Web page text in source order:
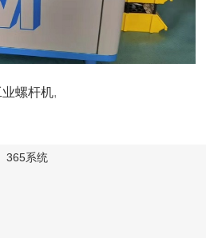
业螺杆机,
365系统